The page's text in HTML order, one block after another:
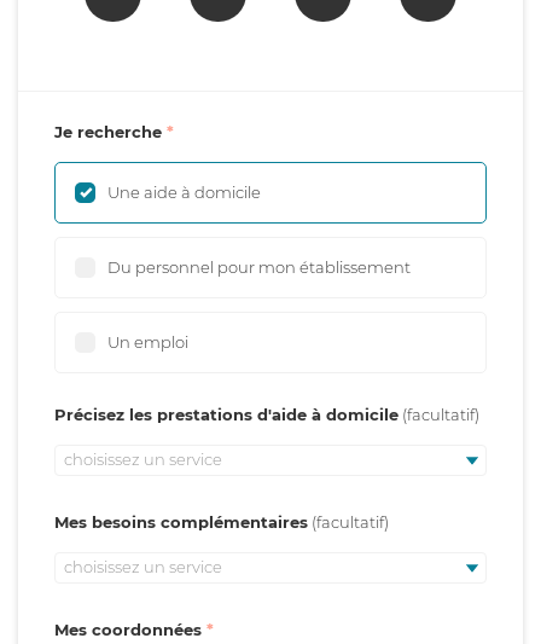
Je recherche
Une aide à domicile
Du personnel pour mon établissement
Un emploi
Précisez les prestations d'aide à domicile
choisissez un service
Mes besoins complémentaires
choisissez un service
Mes coordonnées